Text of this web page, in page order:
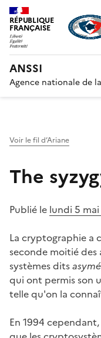
RÉPUBLIQUE
FRANÇAISE
ANSSI
Agence nationale de
Voir le fil d’Ariane
The
Publié le lundi 5
La cryptographie a
seconde moitié des
systèmes dits
qui ont permis son
telle qu'on la
En 1994